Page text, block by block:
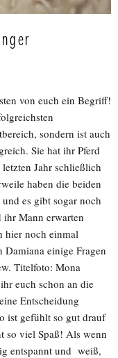
von euch ein Begriff!
sondern ist auch
Sie hat ihr Pferd
Jahr schließlich
haben die beiden
es gibt sogar noch
Mann erwarten
hier noch einmal
einige Fragen
Titelfoto: Mona
euch schon an die
Entscheidung
ist gefühlt so gut drauf
so viel Spaß! Als wenn
entspannt und weiß,